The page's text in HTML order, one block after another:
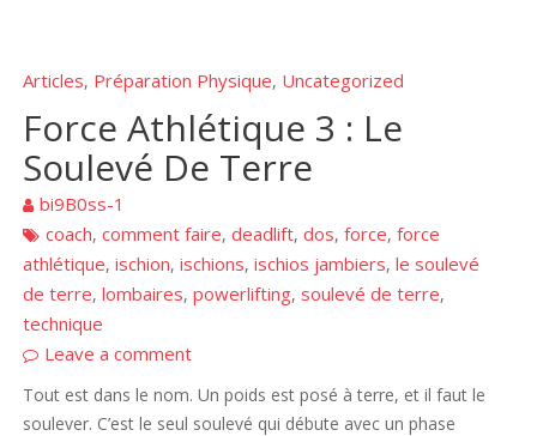
Articles, Préparation Physique, Uncategorized
Force Athlétique 3 : Le
Soulevé De Terre
bi9B0ss-1
coach,comment faire,deadlift,dos,force,force
athlétique,ischion,ischions,ischios jambiers,le soulevé
de terre,lombaires,powerlifting,soulevé de terre,
technique
Leave a comment
Tout est dans le nom. Un poids est posé à terre, et il faut le
soulever. C’est le seul soulevé qui débute avec un phase